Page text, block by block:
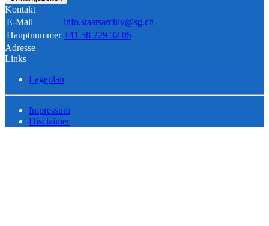
Kontakt
E-Mail
info.staatsarchiv@sg.ch
Hauptnummer +41 58 229 32 05
Adresse
Links
Lageplan
Impressum
Disclaimer